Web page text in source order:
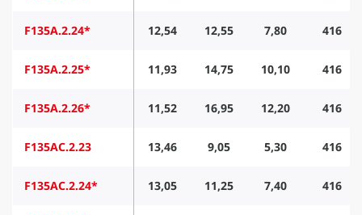
F135A.2.24* 12,54 12,55 7,80 416
F135A.2.25* 11,93 14,75 10,10 416
F135A.2.26* 11,52 16,95 12,20 416
F135AC.2.23 13,46 9,05 5,30 416
F135AC.2.24* 13,05 11,25 7,40 416